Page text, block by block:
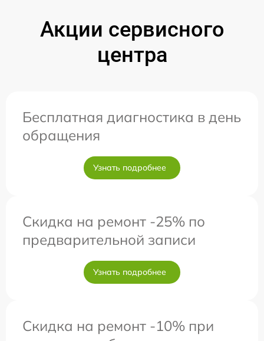
Акции сервисного
центра
Бесплатная диагностика в день
обращения
Узнать подробнее
Скидка на ремонт -25% по
предварительной записи
Узнать подробнее
Скидка на ремонт -10% при